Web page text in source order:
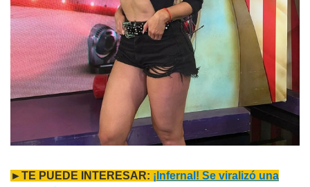
►TE PUEDE INTERESAR: ¡Infernal! Se viralizó una